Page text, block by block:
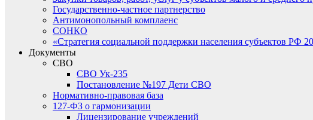
Государственно-частное партнерство
Антимонопольный комплаенс
СОНКО
«Стратегия социальной поддержки населения субъектов РФ
Документы
СВО
СВО Ук-235
Постановление №197 Дети СВО
Нормативно-правовая база
127-ФЗ о гармонизации
Лицензирование учреждений